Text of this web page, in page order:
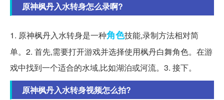
原神枫丹入水转身怎么录啊?
1. 原神枫丹入水转身是一种角色技能,录制方法相对简
单。2. 首先,需要打开游戏并选择使用枫丹白舞角色。在游
戏中找到一个适合的水域,比如湖泊或河流。3. 接下。
原神枫丹入水转身视频怎么拍?